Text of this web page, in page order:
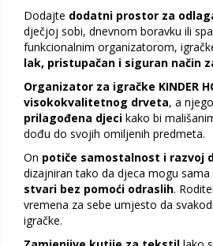
Dodajte dodatni prostor za
dječjoj sobi, dnevnom boravku ili
funkcionalnim organizatorom,
lak, pristupačan i siguran način
Organizator za igračke KINDER
visokokvalitetnog drveta, a
prilagođena djeci kako bi
dođu do svojih omiljenih predmeta.
On potiče samostalnost i razvoj
dizajniran tako da djeca mogu sama
stvari bez pomoći odraslih.
vremena za sebe umjesto da
igračke.